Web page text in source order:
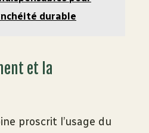
durable
et la
proscrit l’usage du